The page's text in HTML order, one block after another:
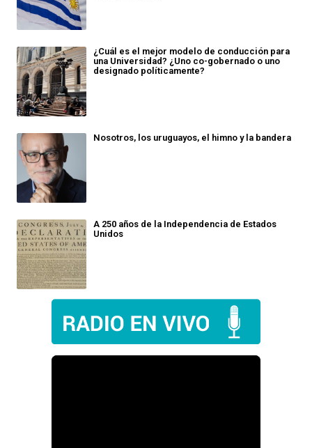
¿Cuál es el mejor modelo de conducción para
una Universidad? ¿Uno co-gobernado o uno
designado políticamente?
Nosotros, los uruguayos, el himno y la bandera
A 250 años de la Independencia de Estados
Unidos